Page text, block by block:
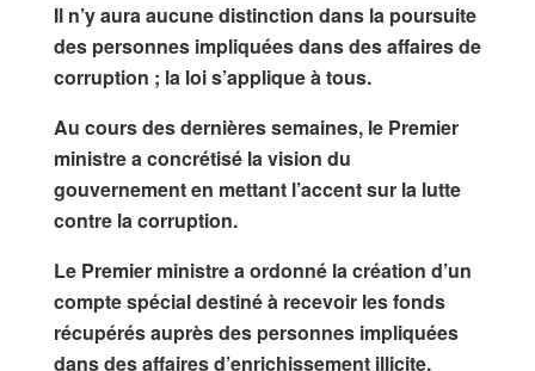
Il n’y aura aucune distinction dans la poursuite
des personnes impliquées dans des affaires de
corruption ; la loi s’applique à tous.
Au cours des dernières semaines, le Premier
ministre a concrétisé la vision du
gouvernement en mettant l’accent sur la lutte
contre la corruption.
Le Premier ministre a ordonné la création d’un
compte spécial destiné à recevoir les fonds
récupérés auprès des personnes impliquées
dans des affaires d’enrichissement illicite.